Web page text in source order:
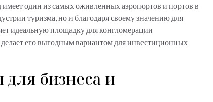
один из самых оживленных аэропортов и портов в
туризма, но и благодаря своему значению для
идеальную площадку для конгломерации
его выгодным вариантом для инвестиционных
бизнеса и